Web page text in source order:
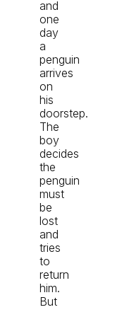
and
one
day
a
penguin
arrives
on
his
doorstep.
The
boy
decides
the
penguin
must
be
lost
and
tries
to
return
him.
But